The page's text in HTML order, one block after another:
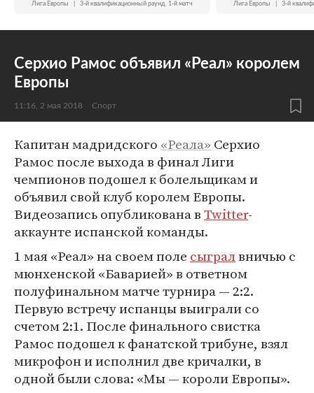
Лига Европы 3-й квалификационный раунд. 1-й матч Лига Европы 3-й
Серхио Рамос объявил «Реал» королем
Европы
11:16, 2 мая 2018 Спорт
Капитан мадридского «Реала» Серхио
Рамос после выхода в финал Лиги
чемпионов подошел к болельщикам и
объявил свой клуб королем Европы.
Видеозапись опубликована вTwitter-
аккаунте испанской команды.
1 мая «Реал» на своем поле сыгралвничью с
мюнхенской «Баварией» в ответном
полуфинальном матче турнира — 2:2.
Первую встречу испанцы выиграли со
счетом 2:1. После финального свистка
Рамос подошел к фанатской трибуне, взял
микрофон и исполнил две кричалки, в
одной были слова: «Мы — короли Европы».